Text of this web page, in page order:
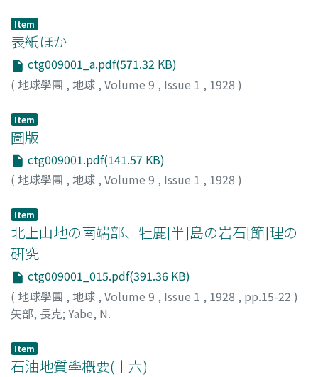
Item
表紙ほか
ctg009001_a.pdf(571.32 KB)
( 地球學團 , 地球 , Volume 9 , Issue 1 , 1928 )
Item
圖版
ctg009001.pdf(141.57 KB)
( 地球學團 , 地球 , Volume 9 , Issue 1 , 1928 )
Item
北上山地の南端部、牡鹿[半]島の岩石[節]理の
硏究
ctg009001_015.pdf(391.36 KB)
( 地球學團 , 地球 , Volume 9 , Issue 1 , 1928 , pp.15-22 )
矢部, 長克; Yabe, N.
Item
石油地質學槪要(十六)